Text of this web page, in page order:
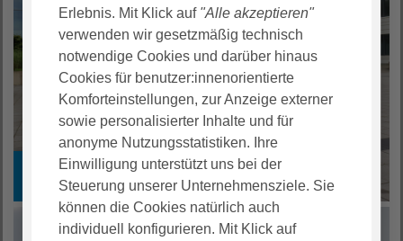
Ausbildung
Erlebnis. Mit Klick auf "Alle akzeptieren"
verwenden wir gesetzmäßig technisch
notwendige Cookies und darüber hinaus
Cookies für benutzer:innenorientierte
Komforteinstellungen, zur Anzeige externer
sowie personalisierter Inhalte und für
anonyme Nutzungsstatistiken. Ihre
Einwilligung unterstützt uns bei der
Steuerung unserer Unternehmensziele. Sie
können die Cookies natürlich auch
individuell konfigurieren. Mit Klick auf